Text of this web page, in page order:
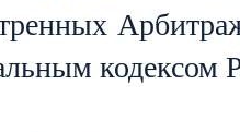
кодексом